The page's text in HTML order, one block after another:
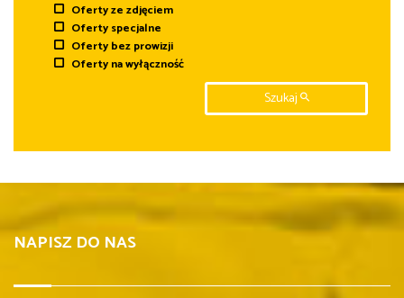
Oferty ze zdjęciem
Oferty specjalne
Oferty bez prowizji
Oferty na wyłączność
Szukaj
NAPISZ DO NAS